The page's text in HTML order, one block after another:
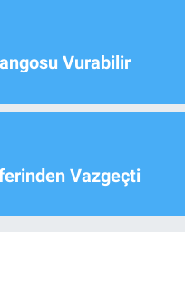
Vurabilir
Vazgeçti